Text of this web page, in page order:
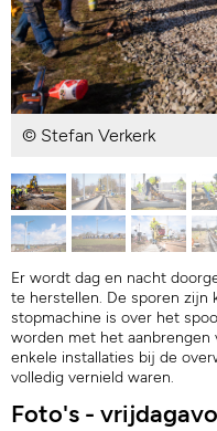
© Stefan Verkerk
Er wordt dag en nacht
te herstellen. De sporen zijn
stopmachine is over het
worden met het aanbrengen
enkele installaties bij de
volledig vernield waren.
Foto's -